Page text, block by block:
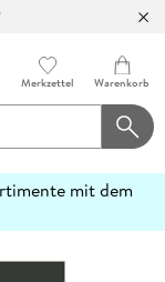
Merkzettel Warenkorb
mit dem